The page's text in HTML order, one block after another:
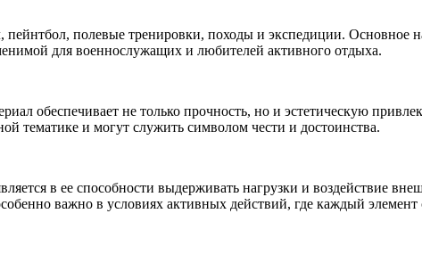
полевые тренировки, походы и экспедиции. Основное
для военнослужащих и любителей активного отдыха.
обеспечивает не только прочность, но и эстетическую
тематике и могут служить символом чести и достоинства.
в ее способности выдерживать нагрузки и воздействие
важно в условиях активных действий, где каждый